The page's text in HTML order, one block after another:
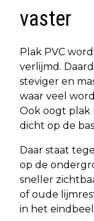
vaster
Plak PVC
verlijmd.
steviger en
waar veel
Ook oogt plak
dicht op de
Daar staat
op de
sneller
of oude
in het